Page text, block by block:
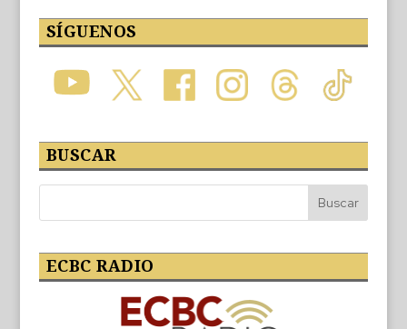
SÍGUENOS
BUSCAR
ECBC RADIO